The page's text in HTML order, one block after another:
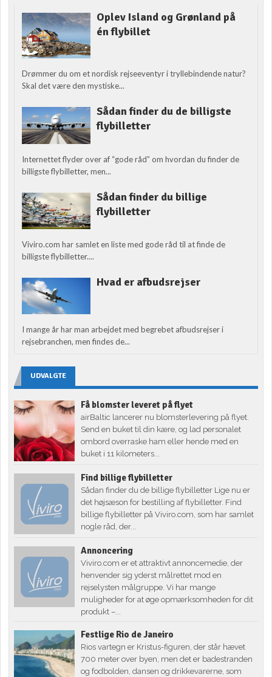
Oplev Island og Grønland på
én flybillet
Drømmer du om et nordisk rejseeventyr i tryllebindende natur?
Skal det være den mystiske...
Sådan finder du de billigste
flybilletter
Internettet flyder over af “gode råd” om hvordan du finder de
billigste flybilletter, men...
Sådan finder du billige
flybilletter
Viviro.com har samlet en liste med gode råd til at finde de
billigste flybilletter....
Hvad er afbudsrejser
I mange år har man arbejdet med begrebet afbudsrejser i
rejsebranchen, men findes de...
UDVALGTE
Få blomster leveret på flyet
airBaltic lancerer nu blomsterlevering på flyet.
Send en buket til din kære, og lad personalet
ombord overraske ham eller hende med en
buket i 11 kilometers...
Find billige flybilletter
Sådan finder du de billige flybilletter Lige nu er
det højsæson for bestilling af flybilletter. Find
billige flybilletter på Viviro.com, som har samlet
nogle råd, der...
Annoncering
Viviro.com er et attraktivt annoncemedie, der
henvender sig yderst målrettet mod en
rejselysten målgruppe. Vi har mange
muligheder for at øge opmærksomheden for dit
produkt –...
Festlige Rio de Janeiro
Rios vartegn er Kristus-figuren, der står hævet
700 meter over byen, men det er badestranden
og fodbolden, dansen og drikkevarerne, som